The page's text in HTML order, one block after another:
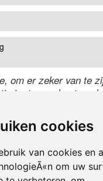
cookies
van cookies en
om uw
om er zeker van te
is, typ